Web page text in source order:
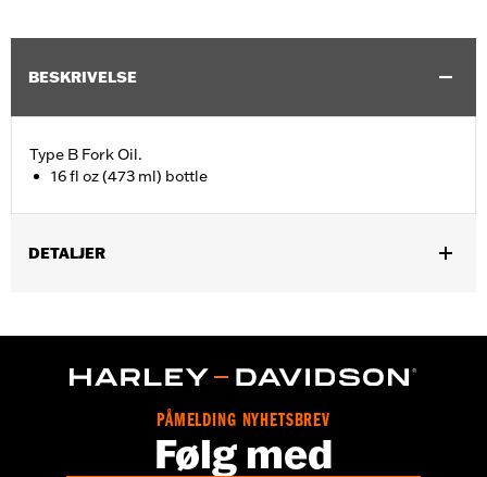
BESKRIVELSE
Type B Fork Oil.
16 fl oz (473 ml) bottle
DETALJER
PÅMELDING NYHETSBREV
Følg med